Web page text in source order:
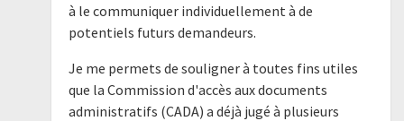
à le communiquer individuellement à de
potentiels futurs demandeurs.
Je me permets de souligner à toutes fins utiles
que la Commission d'accès aux documents
administratifs (CADA) a déjà jugé à plusieurs